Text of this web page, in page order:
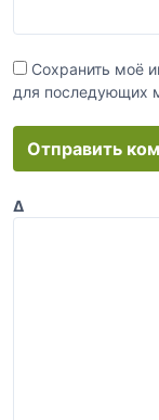
Сохранить моё
для последующих
Δ